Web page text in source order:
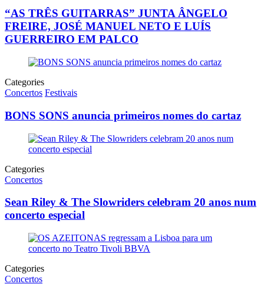
“AS TRÊS GUITARRAS” JUNTA ÂNGELO
FREIRE, JOSÉ MANUEL NETO E LUÍS
GUERREIRO EM PALCO
Categories
Concertos Festivais
BONS SONS anuncia primeiros nomes do cartaz
Categories
Concertos
Sean Riley & The Slowriders celebram 20 anos num
concerto especial
Categories
Concertos